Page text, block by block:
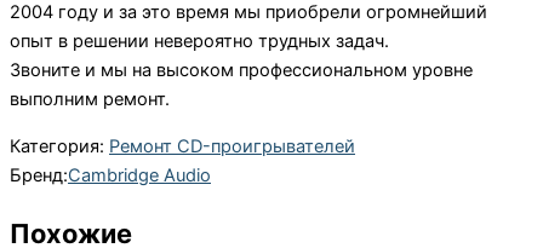
2004 году и за это время мы приобрели огромнейший
опыт в решении невероятно трудных задач.
Звоните и мы на высоком профессиональном уровне
выполним ремонт.
Категория: Ремонт CD-проигрывателей
Бренд:Cambridge Audio
Похожие